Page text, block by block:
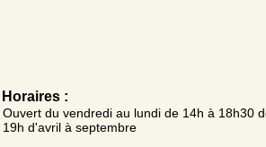
Horaires :
Ouvert du vendredi au lundi de 14h à 18h30
19h d'avril à septembre